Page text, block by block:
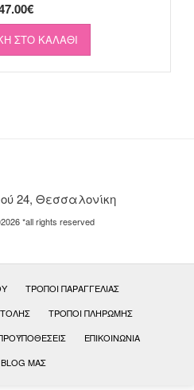
€
ΣΤΟ ΚΑΛΆΘΙ
24, Θεσσαλονίκη
*all rights reserved
ΤΡΌΠΟΙ ΠΑΡΑΓΓΕΛΊΑΣ
ΤΡΌΠΟΙ ΠΛΗΡΩΜΉΣ
ΕΠΙΚΟΙΝΩΝΊΑ
ΜΑΣ